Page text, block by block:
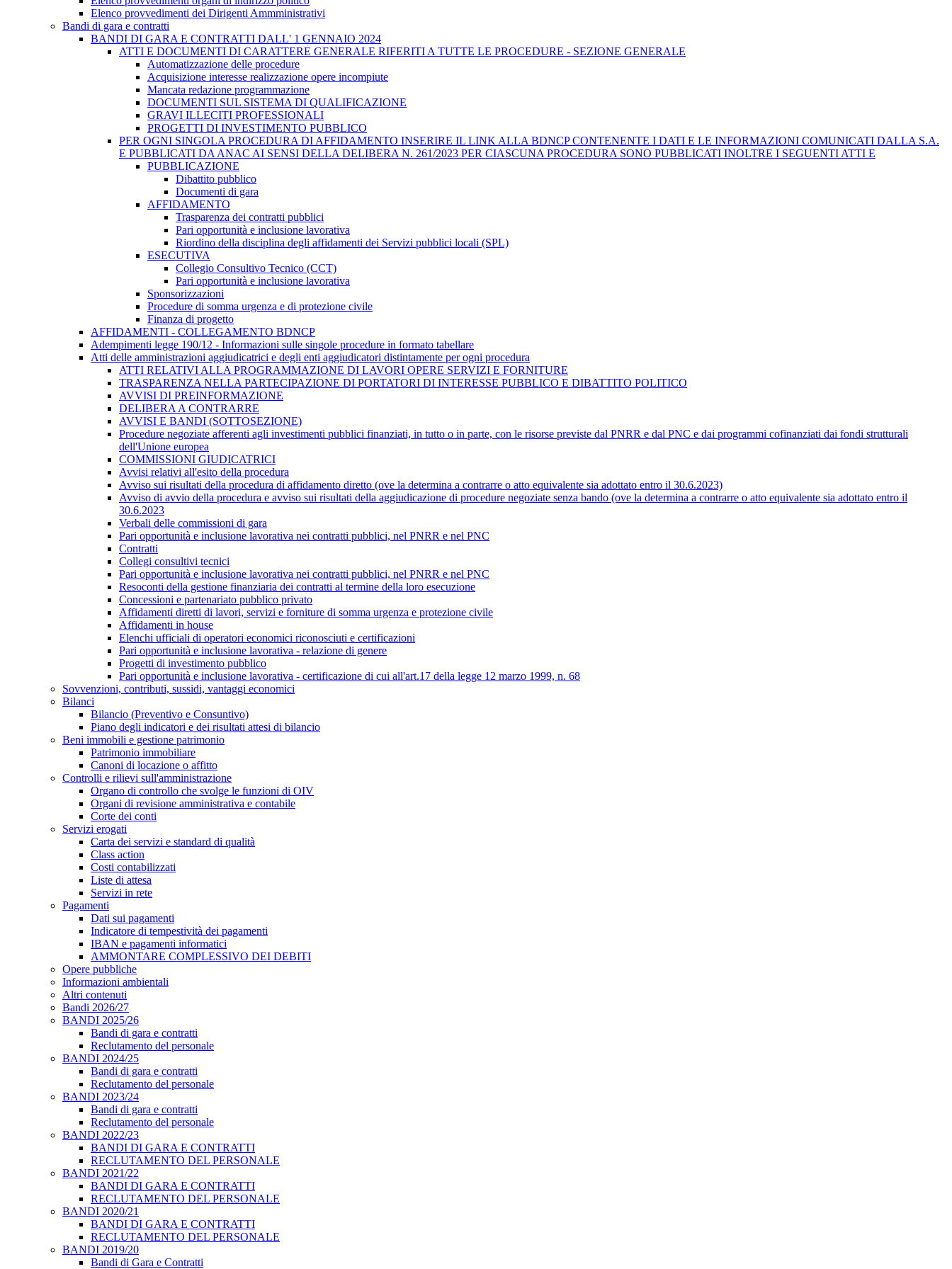
Elenco provvedimenti dei Dirigenti Ammministrativi
Bandi di gara e contratti
BANDI DI GARA E CONTRATTI DALL' 1 GENNAIO 2024
ATTI E DOCUMENTI DI CARATTERE GENERALE RIFERITI A TUTTE LE PROCEDURE - SEZIONE GENERALE
Automatizzazione delle procedure
Acquisizione interesse realizzazione opere incompiute
Mancata redazione programmazione
DOCUMENTI SUL SISTEMA DI QUALIFICAZIONE
GRAVI ILLECITI PROFESSIONALI
PROGETTI DI INVESTIMENTO PUBBLICO
PER OGNI SINGOLA PROCEDURA DI AFFIDAMENTO INSERIRE IL LINK ALLA BDNCP CONTENENTE I DATI E LE INFORMAZIONI COMUNICATI DALLA S.A.
E PUBBLICATI DA ANAC AI SENSI DELLA DELIBERA N. 261/2023 PER CIASCUNA PROCEDURA SONO PUBBLICATI INOLTRE I SEGUENTI ATTI E
PUBBLICAZIONE
Dibattito pubblico
Documenti di gara
AFFIDAMENTO
Trasparenza dei contratti pubblici
Pari opportunità e inclusione lavorativa
Riordino della disciplina degli affidamenti dei Servizi pubblici locali (SPL)
ESECUTIVA
Collegio Consultivo Tecnico (CCT)
Pari opportunità e inclusione lavorativa
Sponsorizzazioni
Procedure di somma urgenza e di protezione civile
Finanza di progetto
AFFIDAMENTI - COLLEGAMENTO BDNCP
Adempimenti legge 190/12 - Informazioni sulle singole procedure in formato tabellare
Atti delle amministrazioni aggiudicatrici e degli enti aggiudicatori distintamente per ogni procedura
ATTI RELATIVI ALLA PROGRAMMAZIONE DI LAVORI OPERE SERVIZI E FORNITURE
TRASPARENZA NELLA PARTECIPAZIONE DI PORTATORI DI INTERESSE PUBBLICO E DIBATTITO POLITICO
AVVISI DI PREINFORMAZIONE
DELIBERA A CONTRARRE
AVVISI E BANDI (SOTTOSEZIONE)
Procedure negoziate afferenti agli investimenti pubblici finanziati, in tutto o in parte, con le risorse previste dal PNRR e dal PNC e dai programmi cofinanziati dai fondi strutturali
dell'Unione europea
COMMISSIONI GIUDICATRICI
Avvisi relativi all'esito della procedura
Avviso sui risultati della procedura di affidamento diretto (ove la determina a contrarre o atto equivalente sia adottato entro il 30.6.2023)
Avviso di avvio della procedura e avviso sui risultati della aggiudicazione di procedure negoziate senza bando (ove la determina a contrarre o atto equivalente sia adottato entro il
30.6.2023
Verbali delle commissioni di gara
Pari opportunità e inclusione lavorativa nei contratti pubblici, nel PNRR e nel PNC
Contratti
Collegi consultivi tecnici
Pari opportunità e inclusione lavorativa nei contratti pubblici, nel PNRR e nel PNC
Resoconti della gestione finanziaria dei contratti al termine della loro esecuzione
Concessioni e partenariato pubblico privato
Affidamenti diretti di lavori, servizi e forniture di somma urgenza e protezione civile
Affidamenti in house
Elenchi ufficiali di operatori economici riconosciuti e certificazioni
Pari opportunità e inclusione lavorativa - relazione di genere
Progetti di investimento pubblico
Pari opportunità e inclusione lavorativa - certificazione di cui all'art.17 della legge 12 marzo 1999, n. 68
Sovvenzioni, contributi, sussidi, vantaggi economici
Bilanci
Bilancio (Preventivo e Consuntivo)
Piano degli indicatori e dei risultati attesi di bilancio
Beni immobili e gestione patrimonio
Patrimonio immobiliare
Canoni di locazione o affitto
Controlli e rilievi sull'amministrazione
Organo di controllo che svolge le funzioni di OIV
Organi di revisione amministrativa e contabile
Corte dei conti
Servizi erogati
Carta dei servizi e standard di qualità
Class action
Costi contabilizzati
Liste di attesa
Servizi in rete
Pagamenti
Dati sui pagamenti
Indicatore di tempestività dei pagamenti
IBAN e pagamenti informatici
AMMONTARE COMPLESSIVO DEI DEBITI
Opere pubbliche
Informazioni ambientali
Altri contenuti
Bandi 2026/27
BANDI 2025/26
Bandi di gara e contratti
Reclutamento del personale
BANDI 2024/25
Bandi di gara e contratti
Reclutamento del personale
BANDI 2023/24
Bandi di gara e contratti
Reclutamento del personale
BANDI 2022/23
BANDI DI GARA E CONTRATTI
RECLUTAMENTO DEL PERSONALE
BANDI 2021/22
BANDI DI GARA E CONTRATTI
RECLUTAMENTO DEL PERSONALE
BANDI 2020/21
BANDI DI GARA E CONTRATTI
RECLUTAMENTO DEL PERSONALE
BANDI 2019/20
Bandi di Gara e Contratti